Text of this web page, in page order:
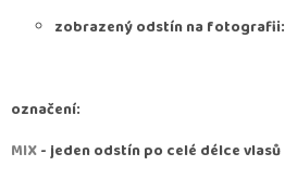
zobrazený odstín na fotografii:
označení:
MIX- jeden odstín po celé délce vlasů